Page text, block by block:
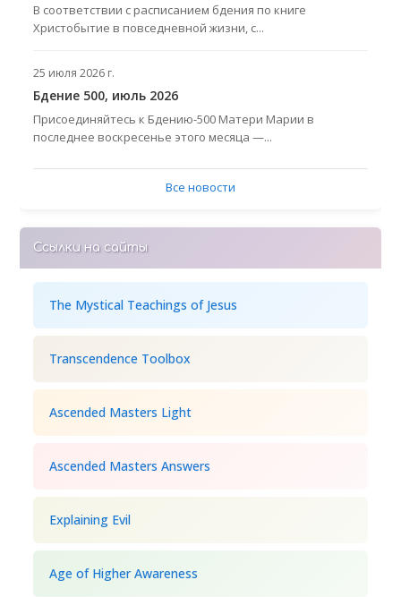
В соответствии с расписанием бдения по книге
Христобытие в повседневной жизни, с...
25 июля 2026 г.
Бдение 500, июль 2026
Присоединяйтесь к Бдению-500 Матери Марии в
последнее воскресенье этого месяца —...
Все новости
Ссылки на сайты
The Mystical Teachings of Jesus
Transcendence Toolbox
Ascended Masters Light
Ascended Masters Answers
Explaining Evil
Age of Higher Awareness